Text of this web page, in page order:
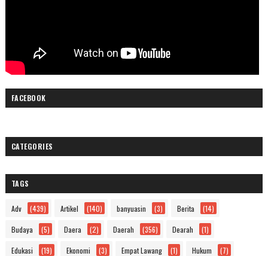
FACEBOOK
CATEGORIES
TAGS
Adv (439) Artikel (140) banyuasin (3) Berita (14)
Budaya (5) Daera (2) Daerah (356) Dearah (1)
Edukasi (19) Ekonomi (3) Empat Lawang (1) Hukum (7)